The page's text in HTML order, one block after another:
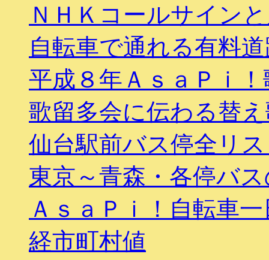
ＮＨＫコールサイン
自転車で通れる有料
平成８年ＡｓａＰｉ
歌留多会に伝わる替
仙台駅前バス停全リ
東京～青森・各停バ
ＡｓａＰｉ！自転車
経市町村値